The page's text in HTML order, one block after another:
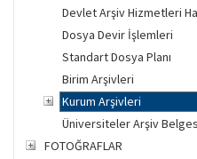
Devlet Arşiv Hizmetleri
Dosya Devir İşlemleri
Standart Dosya Planı
Birim Arşivleri
Kurum Arşivleri
FOTOĞRAFLAR